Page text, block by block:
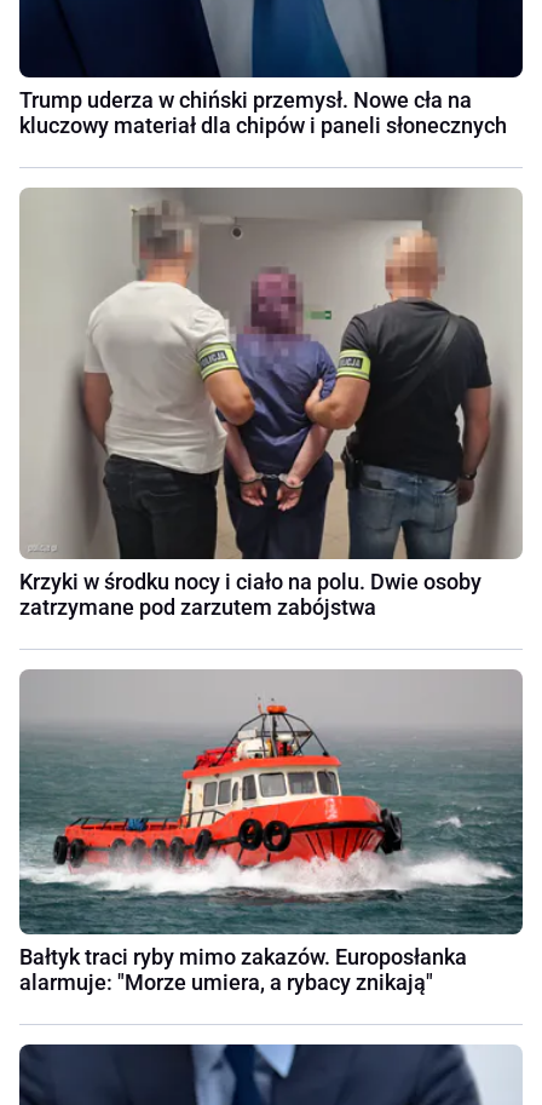
Trump uderza w chiński przemysł. Nowe cła na
kluczowy materiał dla chipów i paneli słonecznych
Krzyki w środku nocy i ciało na polu. Dwie osoby
zatrzymane pod zarzutem zabójstwa
Bałtyk traci ryby mimo zakazów. Europosłanka
alarmuje: "Morze umiera, a rybacy znikają"